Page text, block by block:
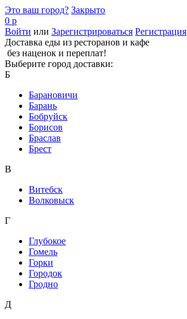
Это ваш город? Закрыто
0 р
Войти или Зарегистрироваться Регистрация
Доставка еды из ресторанов и кафе
без наценок и переплат!
Выберите город доставки:
Б
Барановичи
Барань
Бобруйск
Борисов
Браслав
Брест
В
Витебск
Волковыск
Г
Глубокое
Гомель
Горки
Городок
Гродно
Д